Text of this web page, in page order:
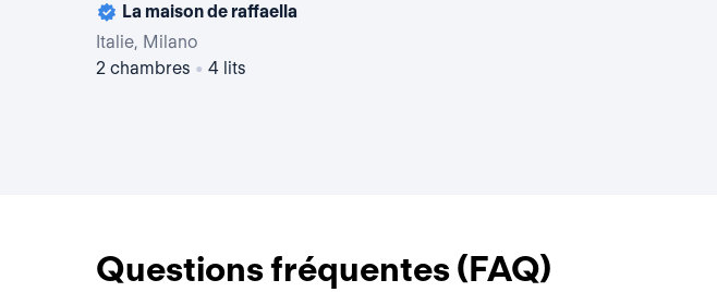
La maison de raffaella
Italie, Milano
2 chambres • 4 lits
Questions fréquentes (FAQ)